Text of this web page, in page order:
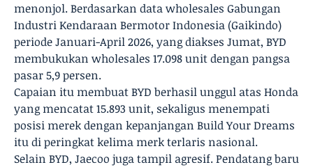
menonjol. Berdasarkan data wholesales Gabungan
Industri Kendaraan Bermotor Indonesia (Gaikindo)
periode Januari-April 2026, yang diakses Jumat, BYD
membukukan wholesales 17.098 unit dengan pangsa
pasar 5,9 persen.
Capaian itu membuat BYD berhasil unggul atas Honda
yang mencatat 15.893 unit, sekaligus menempati
posisi merek dengan kepanjangan Build Your Dreams
itu di peringkat kelima merk terlaris nasional.
Selain BYD, Jaecoo juga tampil agresif. Pendatang baru